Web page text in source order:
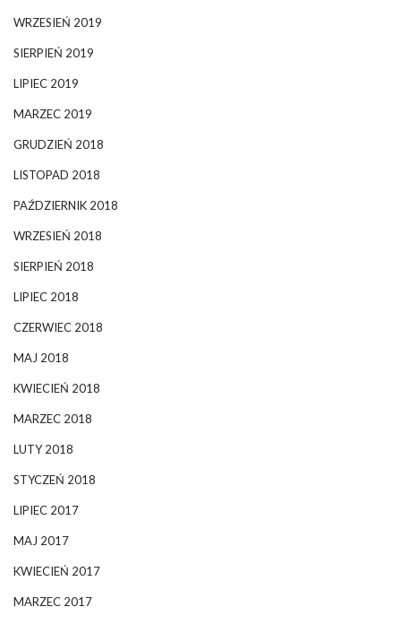
WRZESIEŃ 2019
SIERPIEŃ 2019
LIPIEC 2019
MARZEC 2019
GRUDZIEŃ 2018
LISTOPAD 2018
PAŹDZIERNIK 2018
WRZESIEŃ 2018
SIERPIEŃ 2018
LIPIEC 2018
CZERWIEC 2018
MAJ 2018
KWIECIEŃ 2018
MARZEC 2018
LUTY 2018
STYCZEŃ 2018
LIPIEC 2017
MAJ 2017
KWIECIEŃ 2017
MARZEC 2017